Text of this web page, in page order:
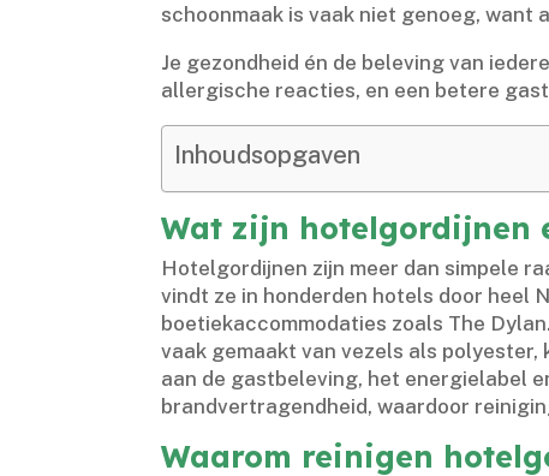
schoonmaak is vaak niet genoeg,
Je gezondheid én de beleving van
allergische reacties, en een betere
Inhoudsopgaven
Wat zijn hotelgordijnen
Hotelgordijnen zijn meer dan simpele
vindt ze in honderden hotels door heel
boetiekaccommodaties zoals The
vaak gemaakt van vezels als
aan de gastbeleving, het energielabel
brandvertragendheid, waardoor
Waarom reinigen